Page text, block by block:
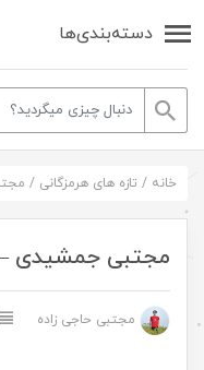
دسته‌بندی‌ها
خانه / تازه های هرمزگانی /
مجتبی جمشیدی –
مجتبی حاجی زاده